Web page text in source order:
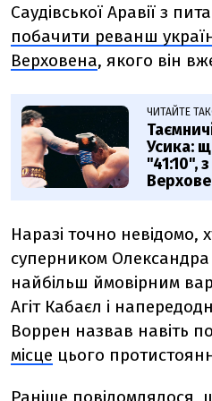
Саудівської Аравії з
побачити реванш
Верховена, якого він
ЧИТАЙТЕ
Усика:
"41:10",
Наразі точно невідомо,
суперником
найбільш ймовірним
Агіт Кабаєл і
Воррен назвав навіть
місце цього
Раніше повідомлялося,